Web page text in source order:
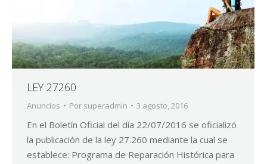
LEY 27260
Anuncios Por superadmin 3 agosto, 2016
En el Boletín Oficial del día 22/07/2016 se oficializó
la publicación de la ley 27.260 mediante la cual se
establece: Programa de Reparación Histórica para